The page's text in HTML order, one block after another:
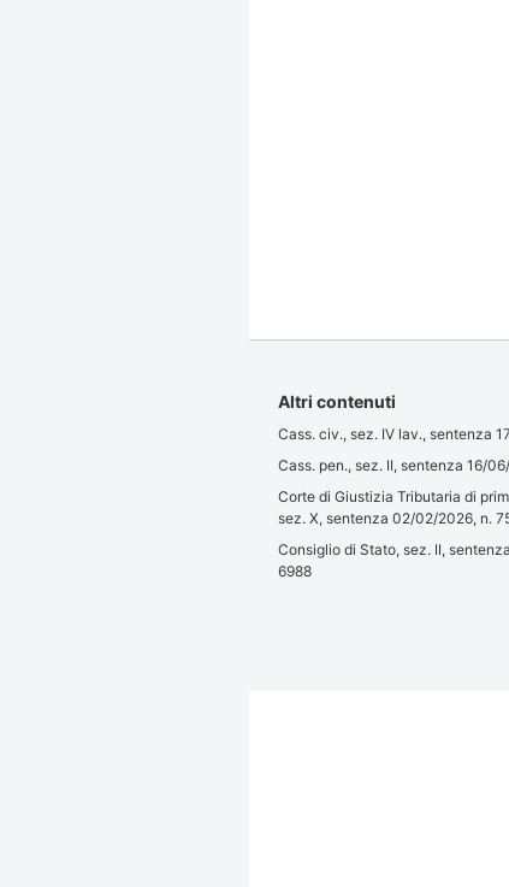
Altri contenuti
Cass. civ., sez. IV lav., sentenza
Cass. pen., sez. II, sentenza 16/
Corte di Giustizia Tributaria di
sez. X, sentenza 02/02/2026, n.
Consiglio di Stato, sez. II,
6988